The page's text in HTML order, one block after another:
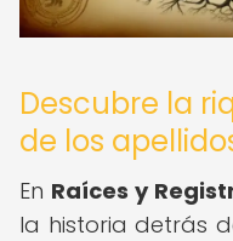
Descubre la
de los
En Raíces y
la historia detrás